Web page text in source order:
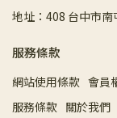
地址：408 台中市
服務條款
網站使用條款 會員
服務條款 關於我們